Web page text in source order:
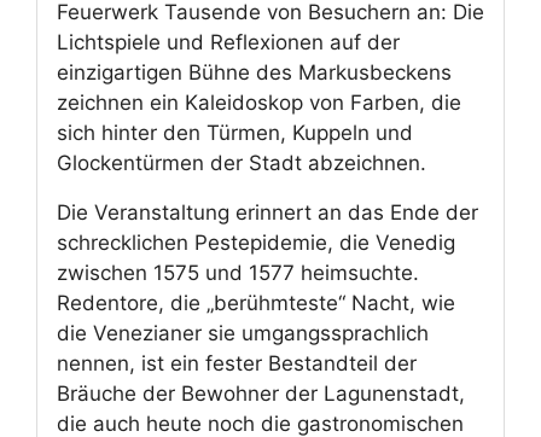
Feuerwerk Tausende von Besuchern an: Die
Lichtspiele und Reflexionen auf der
einzigartigen Bühne des Markusbeckens
zeichnen ein Kaleidoskop von Farben, die
sich hinter den Türmen, Kuppeln und
Glockentürmen der Stadt abzeichnen.
Die Veranstaltung erinnert an das Ende der
schrecklichen Pestepidemie, die Venedig
zwischen 1575 und 1577 heimsuchte.
Redentore, die „berühmteste“ Nacht, wie
die Venezianer sie umgangssprachlich
nennen, ist ein fester Bestandteil der
Bräuche der Bewohner der Lagunenstadt,
die auch heute noch die gastronomischen